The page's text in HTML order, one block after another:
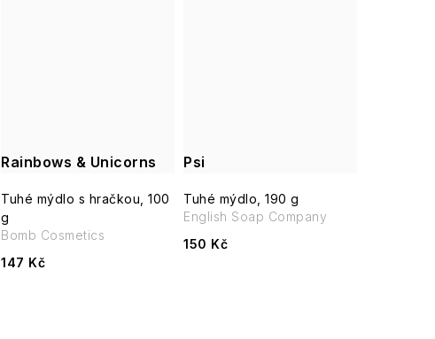
Rainbows & Unicorns
Tuhé mýdlo s hračkou, 100
g
147 Kč
Bomb Cosmetics
Psi
Tuhé mýdlo, 190 g
150 Kč
English Soap Company